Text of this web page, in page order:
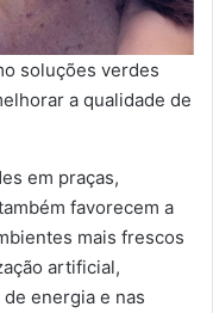
soluções verdes
a qualidade de
em praças,
favorecem a
mais frescos
artificial,
energia e nas